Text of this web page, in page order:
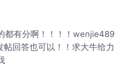
都有分啊！！！！wenjie489
回答也可以！！求大牛给力